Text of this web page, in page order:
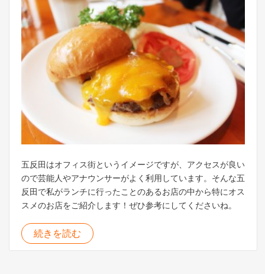
五反田はオフィス街というイメージですが、アクセスが良い
ので芸能人やアナウンサーがよく利用しています。そんな五
反田で私がランチに行ったことのあるお店の中から特にオス
スメのお店をご紹介します！ぜひ参考にしてくださいね。
続きを読む